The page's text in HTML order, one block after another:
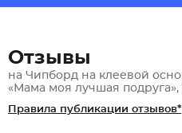
Отзывы
на Чипборд на клеевой
«Мама моя лучшая подруга»,
Правила публикации отзывов*